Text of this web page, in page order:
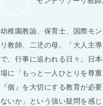
幼稚園教諭、保育士、国際モ
リ教師、二児の母。「大人主
で、行事に追われる日々。日
場に「もっと一人ひとりを尊重
『個』を大切にする教育が必
ないか」という強い疑問を感